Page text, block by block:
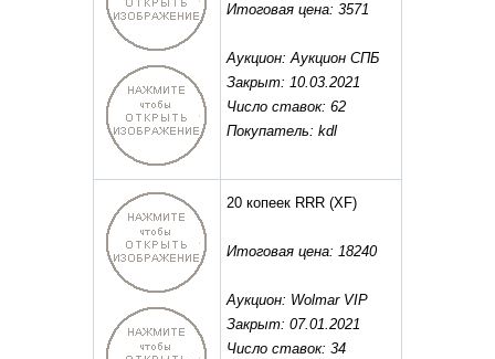
Итоговая цена: 3571
Аукцион: Аукцион СПБ
Закрыт: 10.03.2021
Число ставок: 62
Покупатель: kdl
20 копеек RRR (XF)
Итоговая цена: 18240
Аукцион: Wolmar VIP
Закрыт: 07.01.2021
Число ставок: 34